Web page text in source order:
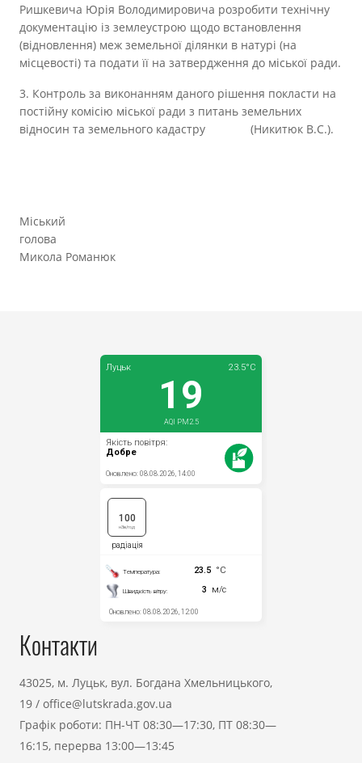
Ришкевича Юрія Володимировича розробити технічну
документацію із землеустрою щодо встановлення
(відновлення) меж земельної ділянки в натурі (на
місцевості) та подати її на затвердження до міської ради.
3. Контроль за виконанням даного рішення покласти на
постійну комісію міської ради з питань земельних
відносин та земельного кадастру (Никитюк В.С.).
Міський
голова
Микола Романюк
Контакти
43025, м. Луцьк, вул. Богдана Хмельницького,
19 / office@lutskrada.gov.ua
Графік роботи: ПН-ЧТ 08:30—17:30, ПТ 08:30—
16:15, перерва 13:00—13:45